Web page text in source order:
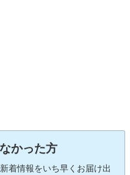
かった方
着情報をいち早くお届け出